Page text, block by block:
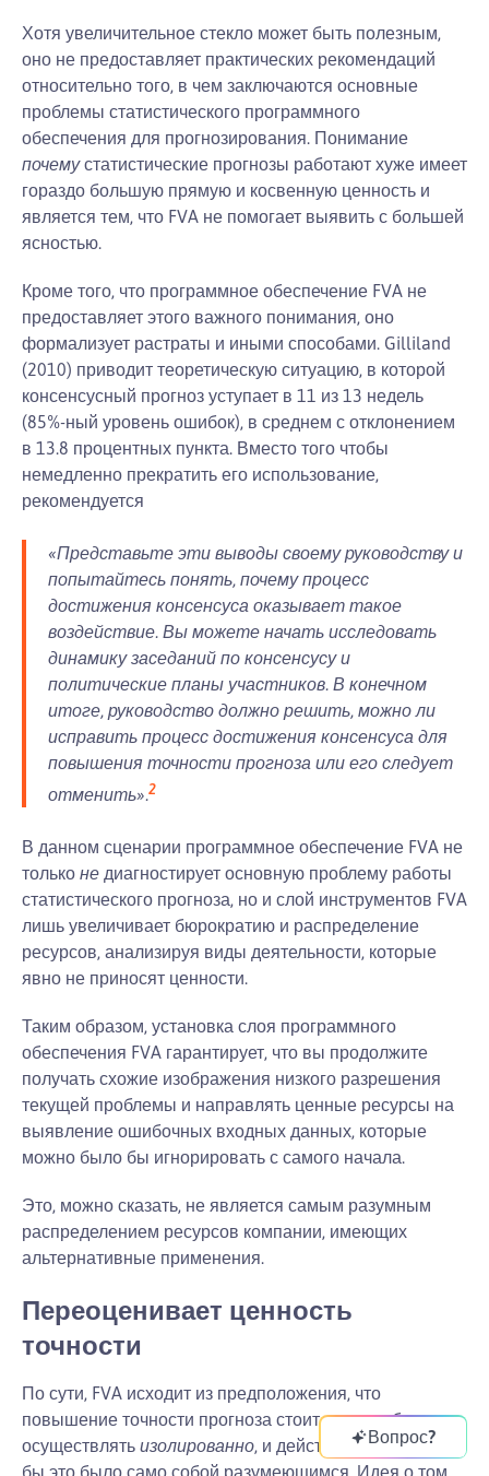
Хотя увеличительное стекло может быть полезным,
оно не предоставляет практических рекомендаций
относительно того, в чем заключаются основные
проблемы статистического программного
обеспечения для прогнозирования. Понимание
почемустатистические прогнозы работают хуже имеет
гораздо большую прямую и косвенную ценность и
является тем, что FVA не помогает выявить с большей
ясностью.
Кроме того, что программное обеспечение FVA не
предоставляет этого важного понимания, оно
формализует растраты и иными способами. Gilliland
(2010) приводит теоретическую ситуацию, в которой
консенсусный прогноз уступает в 11 из 13 недель
(85%-ный уровень ошибок), в среднем с отклонением
в 13.8 процентных пункта. Вместо того чтобы
немедленно прекратить его использование,
рекомендуется
«Представьте эти выводы своему руководству и
попытайтесь понять, почему процесс
достижения консенсуса оказывает такое
воздействие. Вы можете начать исследовать
динамику заседаний по консенсусу и
политические планы участников. В конечном
итоге, руководство должно решить, можно ли
исправить процесс достижения консенсуса для
повышения точности прогноза или его следует
отменить».2
В данном сценарии программное обеспечение FVA не
только не диагностирует основную проблему работы
статистического прогноза, но и слой инструментов FVA
лишь увеличивает бюрократию и распределение
ресурсов, анализируя виды деятельности, которые
явно не приносят ценности.
Таким образом, установка слоя программного
обеспечения FVA гарантирует, что вы продолжите
получать схожие изображения низкого разрешения
текущей проблемы и направлять ценные ресурсы на
выявление ошибочных входных данных, которые
можно было бы игнорировать с самого начала.
Это, можно сказать, не является самым разумным
распределением ресурсов компании, имеющих
альтернативные применения.
Переоценивает ценность
точности
По сути, FVA исходит из предположения, что
повышение точности прогноза стоит того, чтобы его
осуществлять изолированно, и действует так, как если
бы это было само собой разумеющимся. Идея о том,
Вопрос?